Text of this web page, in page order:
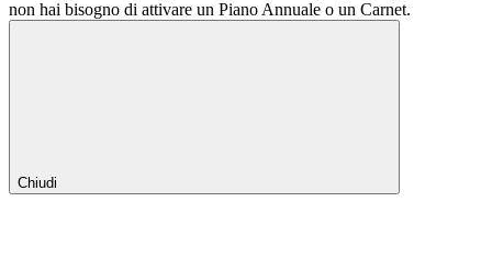
non hai bisogno di attivare un Piano Annuale o un Carnet.
Chiudi